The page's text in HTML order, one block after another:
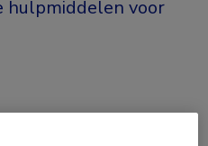
hulpmiddelen voor